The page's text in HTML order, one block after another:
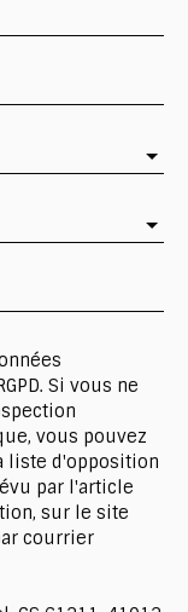
Si vous ne
vous pouvez
liste d'opposition
par l'article
sur le site
courrier